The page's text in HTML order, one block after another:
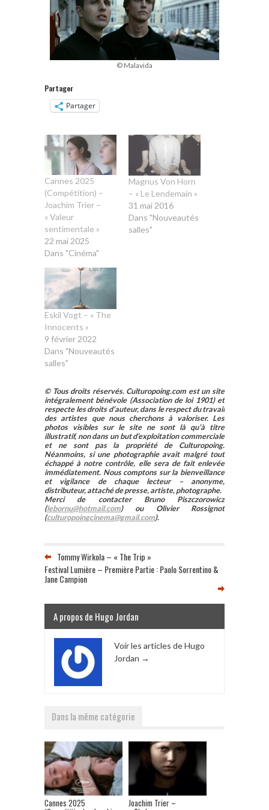
© Malavida
Partager
Partager
Cannes 2025
(Compétition) –
Joachim Trier –
« Valeur
sentimentale »
22 mai 2025
Dans "Cinéma"
Magnus Von Horn
– « Le Lendemain »
31 mai 2016
Dans "Nouveautés
salles"
Eskil Vogt – « The
Innocents »
9 février 2022
Dans "Nouveautés
salles"
© Tous droits réservés. Culturopoing.com est un site
intégralement bénévole (Association de loi 1901) et
respecte les droits d’auteur, dans le respect du travail
des artistes que nous cherchons à valoriser. Les
photos visibles sur le site ne sont là qu’à titre
illustratif, non dans un but d’exploitation commerciale
et ne sont pas la propriété de Culturopoing.
Néanmoins, si une photographie avait malgré tout
échappé à notre contrôle, elle sera de fait enlevée
immédiatement. Nous comptons sur la bienveillance
et vigilance de chaque lecteur – anonyme,
distributeur, attaché de presse, artiste, photographe.
Merci de contacter Bruno Piszczorowicz
(lebornu@hotmail.com) ou Olivier Rossignot
(culturopoingcinema@gmail.com).
Tommy Wirkola – « The Trip »
Festival Lumière – Première Partie : Paolo Sorrentino &
Jane Campion
A propos de Hugo Jordan
Voir les articles de Hugo
Jordan →
Dans la même catégorie
Cannes 2025 Joachim Trier –